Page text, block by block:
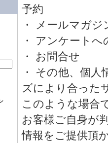
予約
・ メールマガ
・ アンケートへ
・ お問合せ
・ その他、個
ズにより合った
このような場合
お客様ご自身が
情報をご提供頂